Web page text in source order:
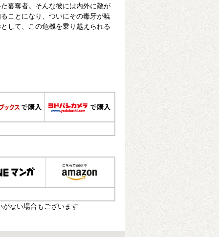
簒奪者。そんな彼には内外に敵が
ことになり、ついにその毒牙が暁
して、この危機を乗り越えられる
ない場合もございます